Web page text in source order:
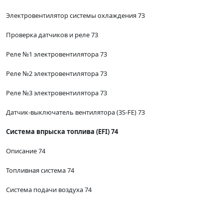
Электровентилятор системы охлаждения 73
Проверка датчиков и реле 73
Реле №1 электровентилятора 73
Реле №2 электровентилятора 73
Реле №3 электровентилятора 73
Датчик-выключатель вентилятора (3S-FE) 73
Система впрыска топлива (EFI) 74
Описание 74
Топливная система 74
Система подачи воздуха 74